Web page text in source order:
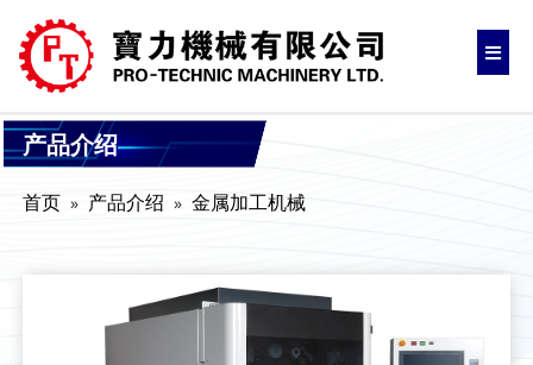
产品介绍
首页 产品介绍 金属加工机械